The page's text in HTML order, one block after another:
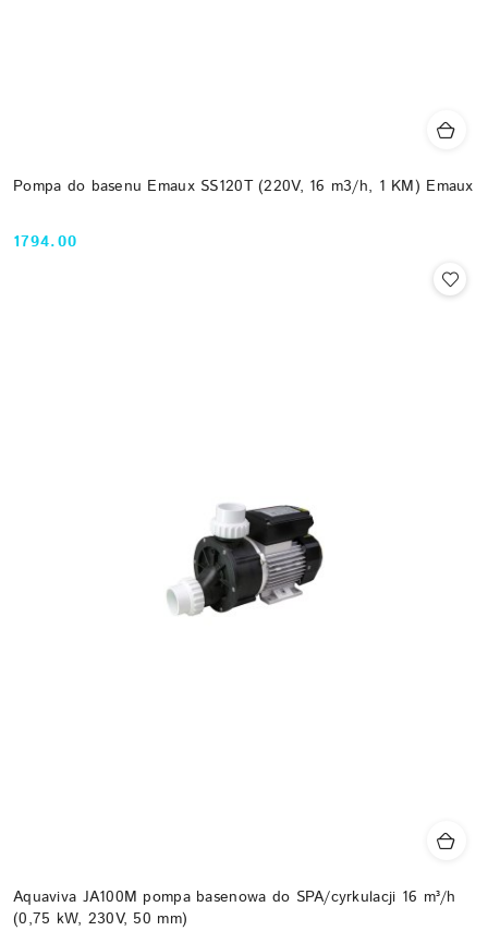
Pompa do basenu Emaux SS120T (220V, 16 m3/h, 1 KM) Emaux
Cena:
1794.00
Aquaviva JA100M pompa basenowa do SPA/cyrkulacji 16 m³/h
(0,75 kW, 230V, 50 mm)